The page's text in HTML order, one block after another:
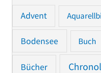
Advent
Bodensee Buch
Bücher